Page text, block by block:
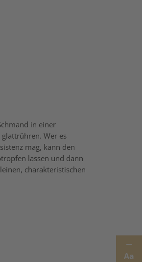
Aa
in einer
glattrühren. Wer es
mag, kann den
lassen und dann
charakteristischen